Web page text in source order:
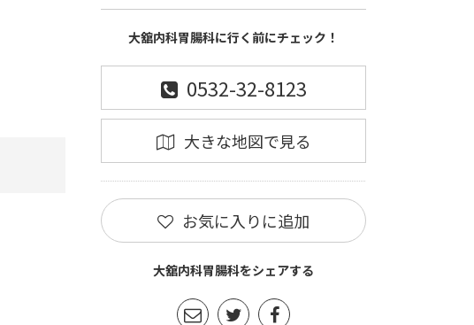
大舘内科胃腸科に行く前にチェック！
0532-32-8123
大きな地図で見る
お気に入りに追加
大舘内科胃腸科をシェアする